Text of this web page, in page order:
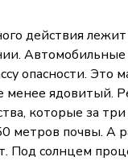
действия
опасности. Это
менее ядовитый.
которые за три
метров почвы. А
Под солнцем